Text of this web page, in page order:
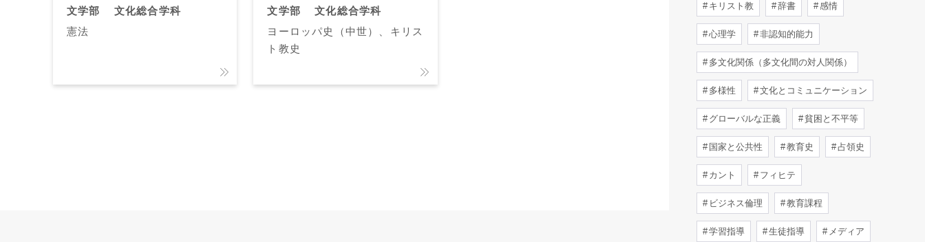
文学部
文化総合学科
憲法
文学部
文化総合学科
ヨーロッパ史（中世）、キリス
ト教史
キリスト教 辞書 感情
心理学 非認知的能力
多文化関係（多文化間の対人関係）
多様性 文化とコミュニケーション
グローバルな正義 貧困と不平等
国家と公共性 教育史 占領史
カント フィヒテ
ビジネス倫理 教育課程
学習指導 生徒指導 メディア